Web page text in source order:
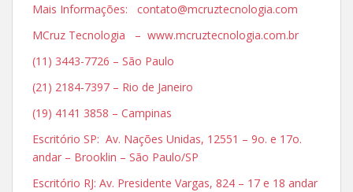
Mais Informações: contato@mcruztecnologia.com
MCruz Tecnologia – www.mcruztecnologia.com.br
(11) 3443-7726 – São Paulo
(21) 2184-7397 – Rio de Janeiro
(19) 4141 3858 – Campinas
Escritório SP: Av. Nações Unidas, 12551 – 9o. e 17o.
andar – Brooklin – São Paulo/SP
Escritório RJ: Av. Presidente Vargas, 824 – 17 e 18 andar